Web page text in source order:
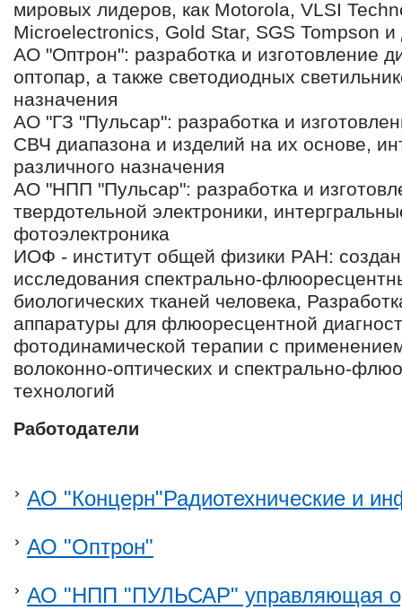
мировых лидеров, как Motorola, VLSI
Microelectronics, Gold Star, SGS Tompson и
АО "Оптрон": разработка и изготовление
оптопар, а также светодиодных
назначения
АО "ГЗ "Пульсар": разработка и
СВЧ диапазона и изделий на их основе,
различного назначения
АО "НПП "Пульсар": разработка и
твердотельной электроники,
фотоэлектроника
ИОФ - институт общей физики РАН:
исследования спектрально-
биологических тканей человека,
аппаратуры для флюоресцентной
фотодинамической терапии с
волоконно-оптических и спектрально-
технологий
Работодатели
АО "Концерн"Радиотехнические и
АО "Оптрон"
АО "НПП "ПУЛЬСАР" управляющая